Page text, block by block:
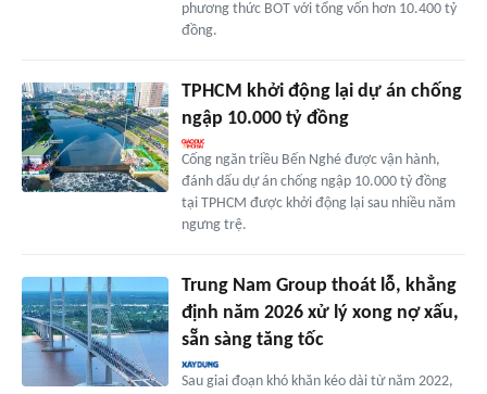
phương thức BOT với tổng vốn hơn 10.400 tỷ
đồng.
TPHCM khởi động lại dự án chống
ngập 10.000 tỷ đồng
Cống ngăn triều Bến Nghé được vận hành,
đánh dấu dự án chống ngập 10.000 tỷ đồng
tại TPHCM được khởi động lại sau nhiều năm
ngưng trệ.
Trung Nam Group thoát lỗ, khẳng
định năm 2026 xử lý xong nợ xấu,
sẵn sàng tăng tốc
Sau giai đoạn khó khăn kéo dài từ năm 2022,